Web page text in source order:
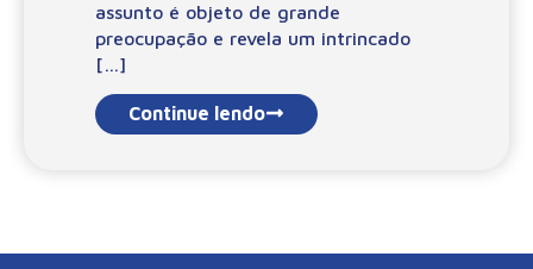
assunto é objeto de grande
preocupação e revela um intrincado
[…]
Continue lendo